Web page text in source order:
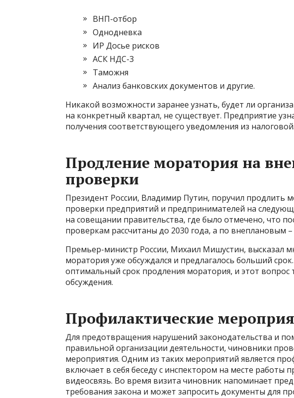
ВНП-отбор
Однодневка
ИР Досье рисков
АСК НДС-3
Таможня
Анализ банковских документов и другие.
Никакой возможности заранее узнать, будет ли
на конкретный квартал, не существует. Предприятие
получения соответствующего уведомления из налоговой.
Продление моратория на
проверки
Президент России, Владимир Путин, поручил продлить
проверки предприятий и предпринимателей на
на совещании правительства, где было отмечено, что
проверкам рассчитаны до 2030 года, а по внеплановым
Премьер-министр России, Михаил Мишустин, высказал
моратория уже обсуждался и предлагалось больший
оптимальный срок продления моратория, и этот вопрос
обсуждения.
Профилактические
Для предотвращения нарушений законодательства и
правильной организации деятельности, чиновники
мероприятия. Одним из таких мероприятий является
включает в себя беседу с инспектором на месте работы
видеосвязь. Во время визита чиновник напоминает
требования закона и может запросить документы для